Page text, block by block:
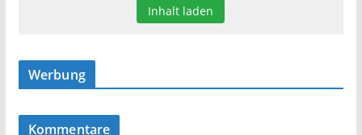
Inhalt laden
Werbung
Kommentare